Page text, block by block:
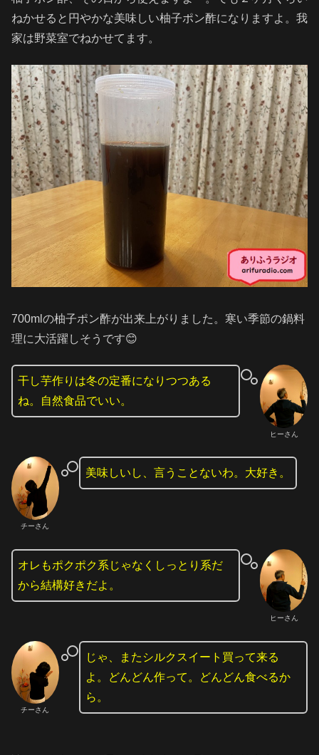
ねかせると円やかな美味しい柚子ポン酢になりますよ。我
家は野菜室でねかせてます。
700mlの柚子ポン酢が出来上がりました。寒い季節の鍋料
理に大活躍しそうです😊
ヒーさん
干し芋作りは冬の定番になりつつある
ね。自然食品でいい。
チーさん
美味しいし、言うことないわ。大好き。
ヒーさん
オレもポクポク系じゃなくしっとり系だ
から結構好きだよ。
チーさん
じゃ、またシルクスイート買って来る
よ。どんどん作って。どんどん食べるか
ら。